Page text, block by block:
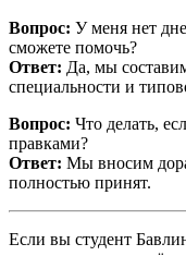
Вопрос: У меня нет
сможете помочь?
Ответ: Да, мы
специальности и
Вопрос: Что делать,
правками?
Ответ: Мы вносим
полностью принят.
Если вы студент